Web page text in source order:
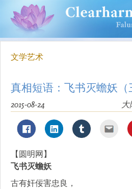
文学艺术
真相短语：飞书灭蟾妖（
2015-08-24
【圆明网】
飞书灭蟾妖
古有奸佞害忠良，